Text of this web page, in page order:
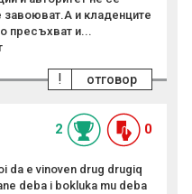
завоюват.А и кладенците
пресъхват и...
отговор
!
2 0
da e vinoven drug drugiq
deba i bokluka mu deba